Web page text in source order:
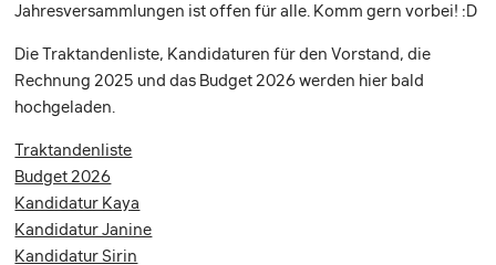
Jahresversammlungen ist offen für alle. Komm gern vorbei! :D
Die Traktandenliste, Kandidaturen für den Vorstand, die
Rechnung 2025 und das Budget 2026 werden hier bald
hochgeladen.
Traktandenliste
Budget 2026
Kandidatur Kaya
Kandidatur Janine
Kandidatur Sirin